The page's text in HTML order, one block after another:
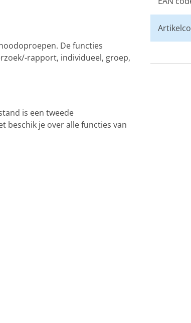
De functies
rapport, individueel, groep,
is een tweede
beschik je over alle functies van